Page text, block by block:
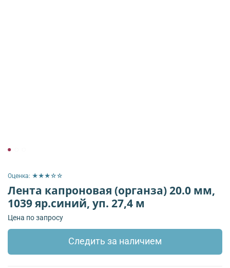
Оценка: ★★★☆☆
Лента капроновая (органза) 20.0 мм,
1039 яр.синий, уп. 27,4 м
Цена по запросу
Следить за наличием